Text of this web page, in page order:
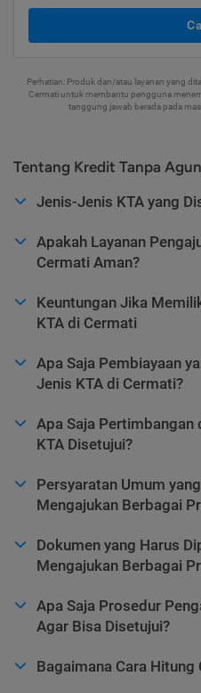
Perhatian: Produk dan/atau layanan yang
Cermati untuk membantu pengguna
tanggung jawab berada pada
Tentang Kredit Tanpa
Jenis-Jenis KTA yang
Apakah Layanan
Cermati Aman?
Keuntungan Jika
KTA di Cermati
Apa Saja Pembiayaan
Jenis KTA di Cermati?
Apa Saja Pertimbangan
KTA Disetujui?
Persyaratan Umum
Mengajukan Berbagai
Dokumen yang Harus
Mengajukan Berbagai
Apa Saja Prosedur
Agar Bisa Disetujui?
Bagaimana Cara Hitung